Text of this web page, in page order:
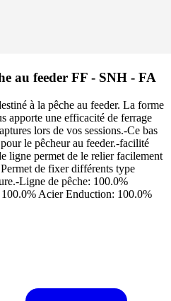
au feeder FF - SNH - FA
à la pêche au feeder. La forme
apporte une efficacité de ferrage
lors de vos sessions.-Ce bas
le pêcheur au feeder.-facilité
ligne permet de le relier facilement
de fixer différents type
Ligne de pêche: 100.0%
Acier Enduction: 100.0%